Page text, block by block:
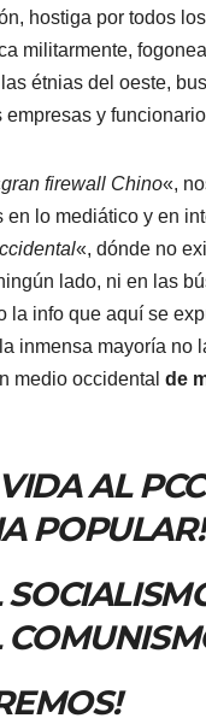
hostiga por todos
militarmente,
étnias del oeste,
empresas y
gran firewall Chino«,
en lo mediático y en
«, dónde no
lado, ni en las
la info que aquí se
inmensa mayoría no
medio occidental de
AL
POPULAR!